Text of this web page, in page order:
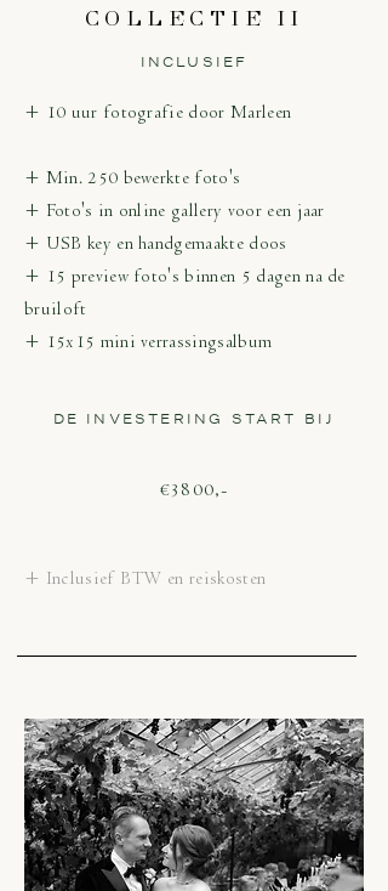
COLLECTIE II
INCLUSIEF
+ 10 uur fotografie door Marleen
+ Min. 250 bewerkte foto's
+ Foto's in online gallery voor een jaar
+ USB key en handgemaakte doos
+ 15 preview foto's binnen 5 dagen na de
bruiloft
+ 15x15 mini verrassingsalbum
DE INVESTERING START BIJ
€3800,-
+ Inclusief BTW en reiskosten